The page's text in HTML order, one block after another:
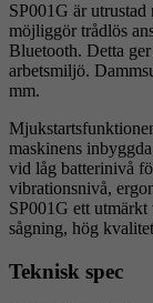
SP001G är
möjliggör trådlös
Bluetooth. Detta
arbetsmiljö.
mm.
maskinens
vid låg batterinivå
vibrationsnivå,
SP001G ett
sågning, hög
Teknisk spec